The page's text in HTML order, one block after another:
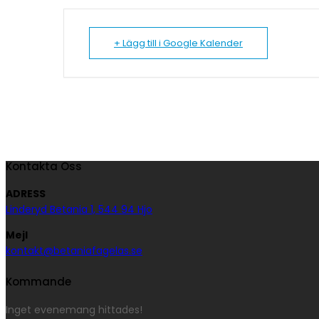
+ Lägg till i Google Kalender
Kontakta Oss
ADRESS
Linderyd Betania 1, 544 94 Hjo
Mejl
kontakt@betaniafagelas.se
Kommande
Inget evenemang hittades!